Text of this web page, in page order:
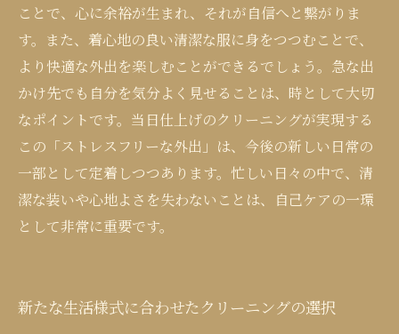
ことで、心に余裕が生まれ、それが自信へと繋がりま
す。また、着心地の良い清潔な服に身をつつむことで、
より快適な外出を楽しむことができるでしょう。急な出
かけ先でも自分を気分よく見せることは、時として大切
なポイントです。当日仕上げのクリーニングが実現する
この「ストレスフリーな外出」は、今後の新しい日常の
一部として定着しつつあります。忙しい日々の中で、清
潔な装いや心地よさを失わないことは、自己ケアの一環
として非常に重要です。
新たな生活様式に合わせたクリーニングの選択